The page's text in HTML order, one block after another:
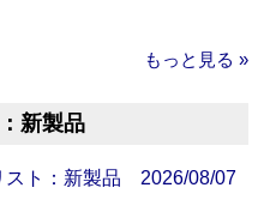
もっと見る »
新製品
スト：新製品 2026/08/07